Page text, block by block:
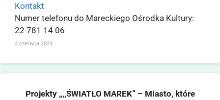
Kontakt
Numer telefonu do Mareckiego Ośrodka Kultury:
22 781 14 06
4 czerwca 2024
Projekty „,,ŚWIATŁO MAREK” – Miasto, które